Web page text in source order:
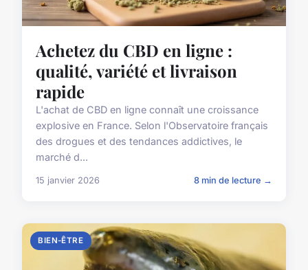
Achetez du CBD en ligne :
qualité, variété et livraison
rapide
L'achat de CBD en ligne connaît une croissance
explosive en France. Selon l'Observatoire français
des drogues et des tendances addictives, le
marché d...
15 janvier 2026 8 min de lecture →
BIEN-ÊTRE